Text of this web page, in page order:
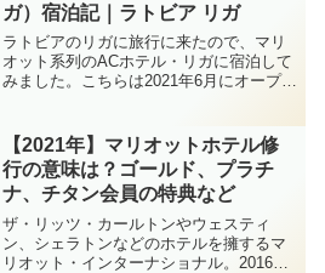
ガ）宿泊記｜ラトビア リガ
ラトビアのリガに旅行に来たので、マリ
オット系列のACホテル・リガに宿泊して
みました。こちらは2021年6月にオープン
いましたが、少し前にマリオットの傘下
に入ってリフ...
【2021年】マリオットホテル修
行の意味は？ゴールド、プラチ
ナ、チタン会員の特典など
ザ・リッツ・カールトンやウェスティ
ン、シェラトンなどのホテルを擁するマ
リオット・インターナショナル。2016年